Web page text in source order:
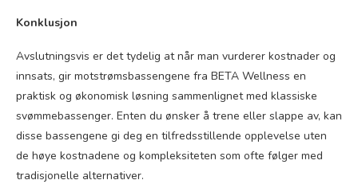
Konklusjon
Avslutningsvis er det tydelig at når man vurderer kostnader og
innsats, gir motstrømsbassengene fra BETA Wellness en
praktisk og økonomisk løsning sammenlignet med klassiske
svømmebassenger. Enten du ønsker å trene eller slappe av, kan
disse bassengene gi deg en tilfredsstillende opplevelse uten
de høye kostnadene og kompleksiteten som ofte følger med
tradisjonelle alternativer.